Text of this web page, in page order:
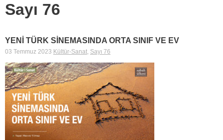
Sayı 76
YENİ TÜRK SİNEMASINDA ORTA SINIF VE EV
03 Temmuz 2023 Kültür-Sanat, Sayı 76